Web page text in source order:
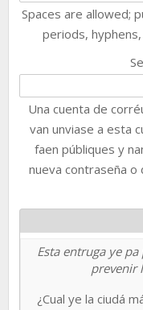
Spaces are allowed;
periods,
Una cuenta de
van unviase a esta
faen públiques y
nueva contraseña
Esta entruga ye
prevenir
¿Cual ye la ciudá